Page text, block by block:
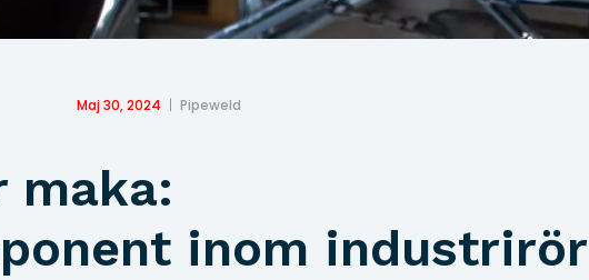
Maj 30, 2024 Pipeweld
maka:
inom industrirör